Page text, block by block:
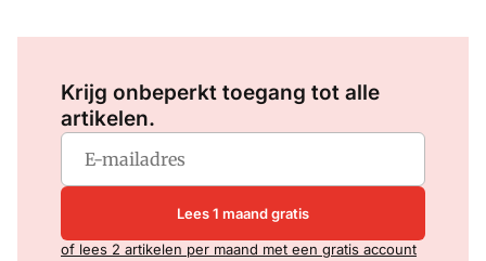
Krijg onbeperkt toegang tot alle
artikelen.
Lees 1 maand gratis
of lees 2 artikelen per maand met een gratis account